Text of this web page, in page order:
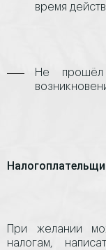
время
Не
При желании
налогам,